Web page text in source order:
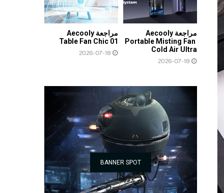
مراجعة Aecooly
Portable Misting Fan
Cold Air Ultra
2026-07-18
مراجعة Aecooly
Table Fan Chic 01
2026-07-18
BANNER SPOT